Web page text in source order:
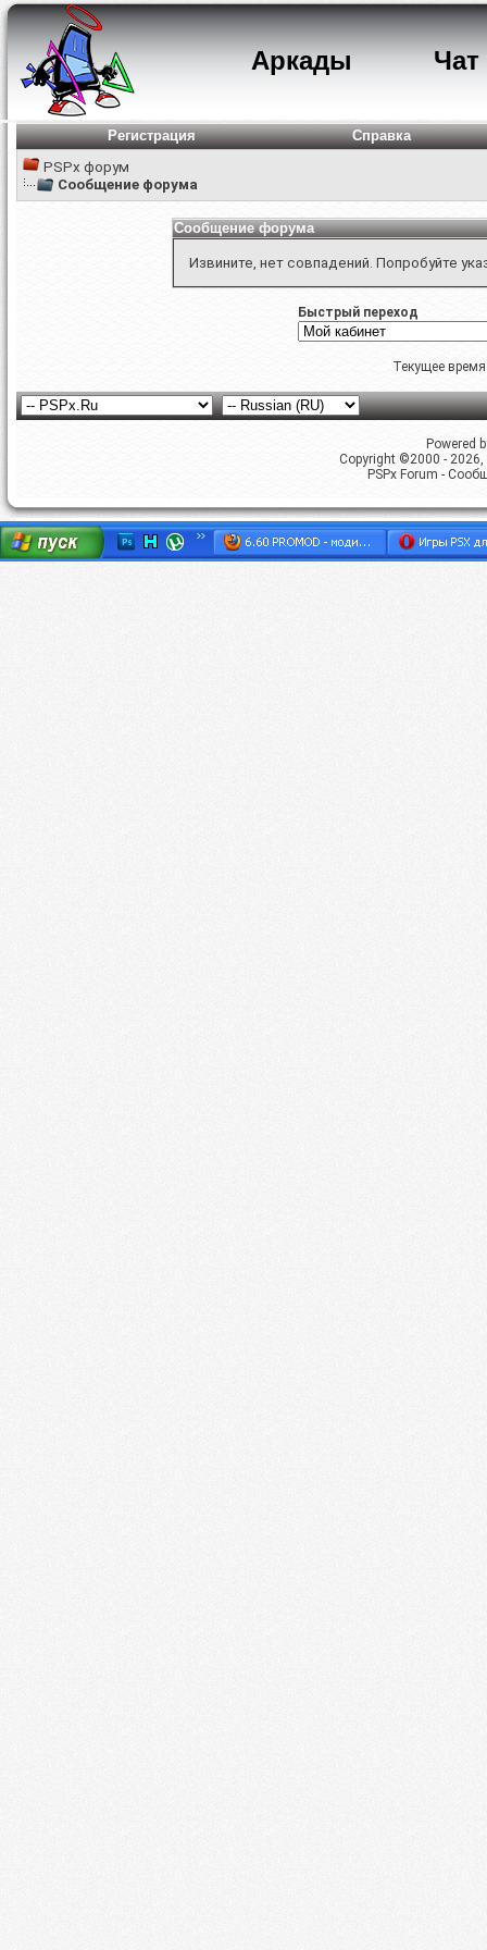
Аркады Чат
Регистрация
Справка
PSPx форум
Сообщение форума
Сообщение форума
Извините, нет совпадений. Попробуйте
Быстрый переход
Текущее
Powered
Copyright ©2000 -
PSPx Forum -